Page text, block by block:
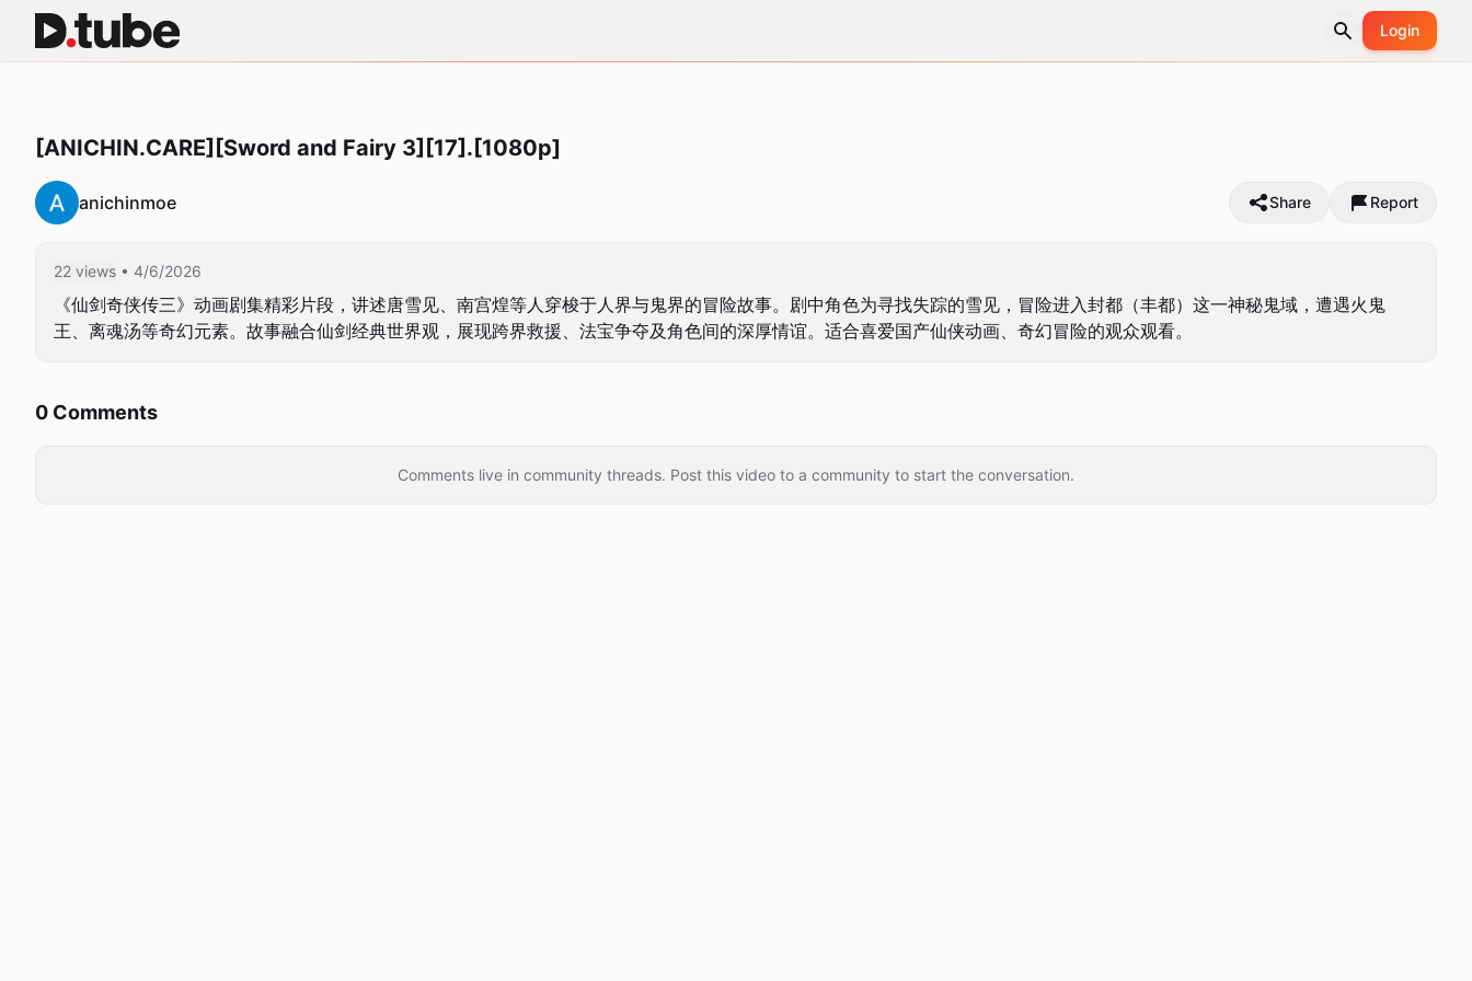
Login
[ANICHIN.CARE][Sword and Fairy 3][17].[1080p]
anichinmoe Share Report
22 views • 4/6/2026
《仙剑奇侠传三》动画剧集精彩片段，讲述唐雪见、南宫煌等人穿梭于人界与鬼界的冒险故事。剧中角色为寻找失踪的雪见，冒险进入封都（丰都）这一神秘鬼域，遭遇火鬼
王、离魂汤等奇幻元素。故事融合仙剑经典世界观，展现跨界救援、法宝争夺及角色间的深厚情谊。适合喜爱国产仙侠动画、奇幻冒险的观众观看。
0 Comments
Comments live in community threads. Post this video to a community to start the conversation.